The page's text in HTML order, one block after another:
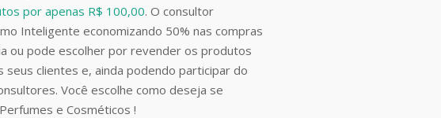
por apenas R$ 100,00. O consultor
Inteligente economizando 50% nas compras
ou pode escolher por revender os produtos
clientes e, ainda podendo participar do
Você escolhe como deseja se
e Cosméticos !